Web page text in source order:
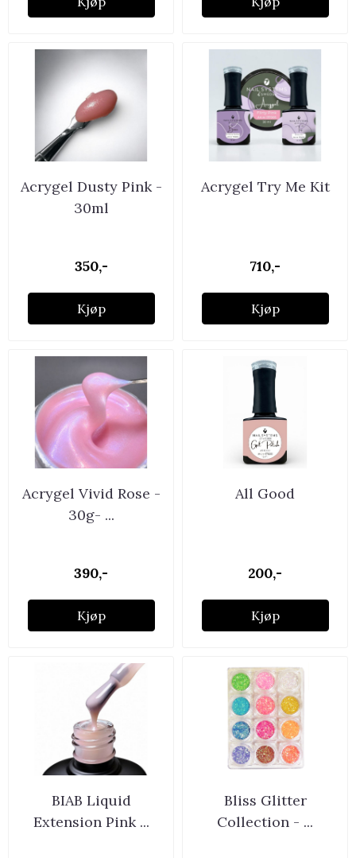
Acrygel Dusty Pink -
30ml
350,-
Kjøp
Acrygel Try Me Kit
710,-
Kjøp
Acrygel Vivid Rose -
30g- ...
390,-
Kjøp
All Good
200,-
Kjøp
BIAB Liquid
Extension Pink ...
Bliss Glitter
Collection - ...